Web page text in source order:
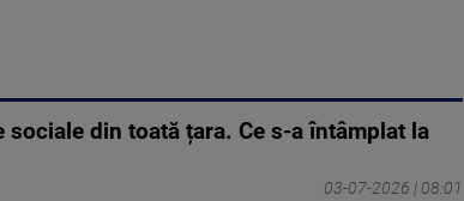
din toată țara. Ce s-a întâmplat la
03-07-2026 | 08:01